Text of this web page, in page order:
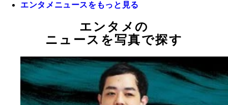
エンタメニュースをもっと見る
エンタメの
ニュースを写真で探す